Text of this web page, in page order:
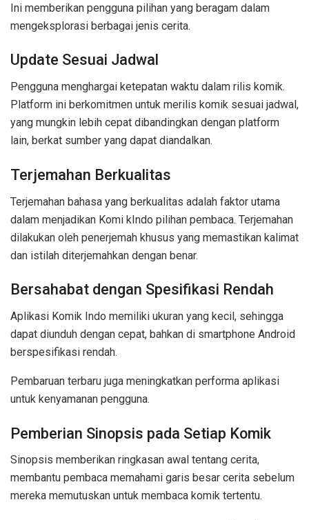
Ini memberikan pengguna pilihan yang beragam dalam
mengeksplorasi berbagai jenis cerita.
Update Sesuai Jadwal
Pengguna menghargai ketepatan waktu dalam rilis komik.
Platform ini berkomitmen untuk merilis komik sesuai jadwal,
yang mungkin lebih cepat dibandingkan dengan platform
lain, berkat sumber yang dapat diandalkan.
Terjemahan Berkualitas
Terjemahan bahasa yang berkualitas adalah faktor utama
dalam menjadikan Komi kIndo pilihan pembaca. Terjemahan
dilakukan oleh penerjemah khusus yang memastikan kalimat
dan istilah diterjemahkan dengan benar.
Bersahabat dengan Spesifikasi Rendah
Aplikasi Komik Indo memiliki ukuran yang kecil, sehingga
dapat diunduh dengan cepat, bahkan di smartphone Android
berspesifikasi rendah.
Pembaruan terbaru juga meningkatkan performa aplikasi
untuk kenyamanan pengguna.
Pemberian Sinopsis pada Setiap Komik
Sinopsis memberikan ringkasan awal tentang cerita,
membantu pembaca memahami garis besar cerita sebelum
mereka memutuskan untuk membaca komik tertentu.